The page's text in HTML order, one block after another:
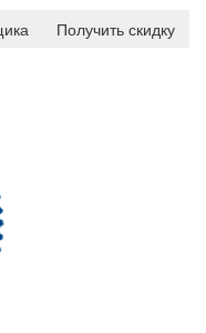
Получить скидку